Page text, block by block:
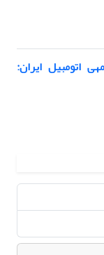
آزمون وجود مخاطره‎ی اخلاقی در بازار بیمه‎ی اتومبیل ایران: